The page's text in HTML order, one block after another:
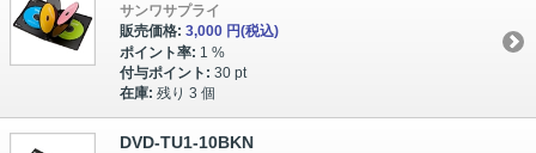
サンワサプライ
販売価格: 3,000 円(税込)
ポイント率: 1 %
付与ポイント: 30 pt
在庫: 残り 3 個
DVD-TU1-10BKN